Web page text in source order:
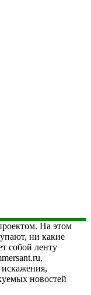
На этом
ни какие
собой ленту
новостей